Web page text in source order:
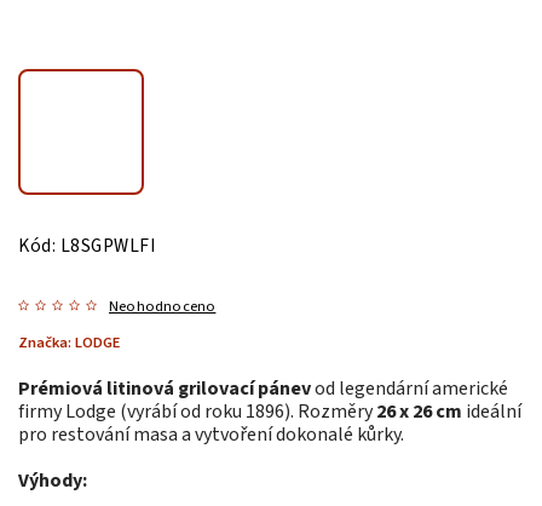
Kód: L8SGPWLFI
Neohodnoceno
Značka: LODGE
Prémiová litinová grilovací pánevod legendární americké
firmy Lodge (vyrábí od roku 1896). Rozměry26 x 26 cm ideální
pro restování masa a vytvoření dokonalé kůrky.
Výhody: